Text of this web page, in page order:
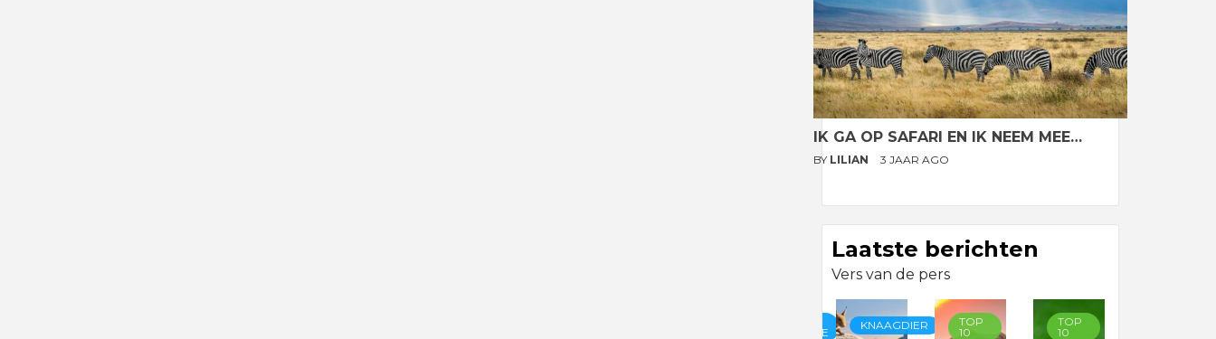
IK GA OP SAFARI EN IK NEEM MEE…
BY LILIAN 3 JAAR AGO
Laatste berichten
Vers van de pers
CATEGORIE
KNAAGDIER
TOP
10
TOP
10